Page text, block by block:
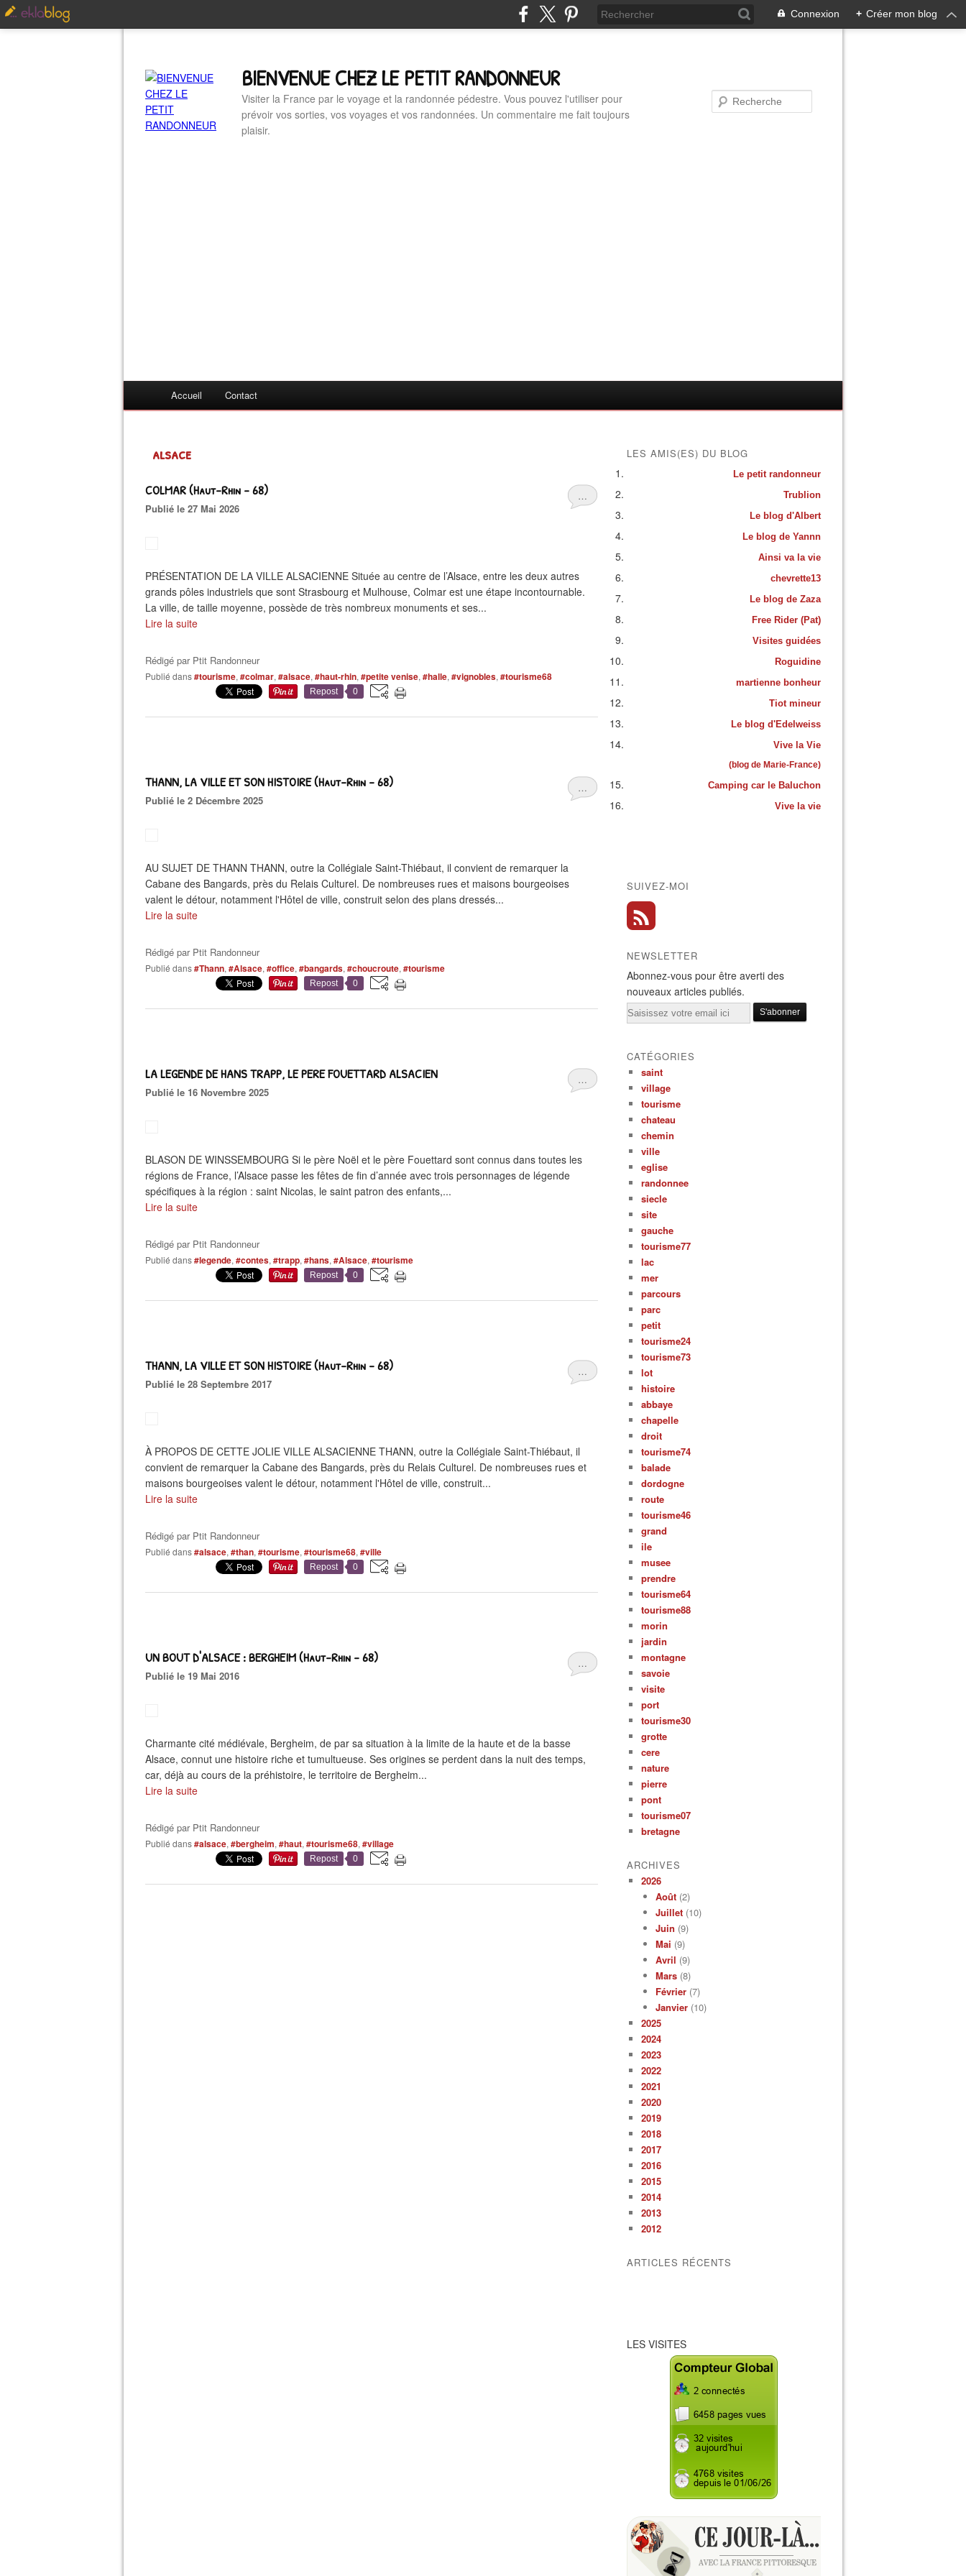
Connexion + Créer mon blog
BIENVENUE CHEZ LE PETIT RANDONNEUR
Visiter la France par le voyage et la randonnée pédestre. Vous pouvez l'utiliser pour
prévoir vos sorties, vos voyages et vos randonnées. Un commentaire me fait toujours
plaisir.
Accueil Contact
alsace
…
COLMAR (Haut-Rhin - 68)
Publié le 27 Mai 2026
PRÉSENTATION DE LA VILLE ALSACIENNE Située au centre de l’Alsace, entre les deux autres
grands pôles industriels que sont Strasbourg et Mulhouse, Colmar est une étape incontournable.
La ville, de taille moyenne, possède de très nombreux monuments et ses...
Lire la suite
Rédigé par Ptit Randonneur
Publié dans#tourisme, #colmar, #alsace, #haut-rhin, #petite venise, #halle, #vignobles, #tourisme68
Repost 0
…
THANN, LA VILLE ET SON HISTOIRE (Haut-Rhin - 68)
Publié le 2 Décembre 2025
AU SUJET DE THANN THANN, outre la Collégiale Saint-Thiébaut, il convient de remarquer la
Cabane des Bangards, près du Relais Culturel. De nombreuses rues et maisons bourgeoises
valent le détour, notamment l'Hôtel de ville, construit selon des plans dressés...
Lire la suite
Rédigé par Ptit Randonneur
Publié dans#Thann, #Alsace, #office, #bangards, #choucroute, #tourisme
Repost 0
…
LA LEGENDE DE HANS TRAPP, LE PERE FOUETTARD ALSACIEN
Publié le 16 Novembre 2025
BLASON DE WINSSEMBOURG Si le père Noël et le père Fouettard sont connus dans toutes les
régions de France, l’Alsace passe les fêtes de fin d’année avec trois personnages de légende
spécifiques à la région : saint Nicolas, le saint patron des enfants,...
Lire la suite
Rédigé par Ptit Randonneur
Publié dans#legende, #contes, #trapp, #hans, #Alsace, #tourisme
Repost 0
…
THANN, LA VILLE ET SON HISTOIRE (Haut-Rhin - 68)
Publié le 28 Septembre 2017
À PROPOS DE CETTE JOLIE VILLE ALSACIENNE THANN, outre la Collégiale Saint-Thiébaut, il
convient de remarquer la Cabane des Bangards, près du Relais Culturel. De nombreuses rues et
maisons bourgeoises valent le détour, notamment l'Hôtel de ville, construit...
Lire la suite
Rédigé par Ptit Randonneur
Publié dans#alsace, #than, #tourisme, #tourisme68, #ville
Repost 0
…
UN BOUT D'ALSACE : BERGHEIM (Haut-Rhin - 68)
Publié le 19 Mai 2016
Charmante cité médiévale, Bergheim, de par sa situation à la limite de la haute et de la basse
Alsace, connut une histoire riche et tumultueuse. Ses origines se perdent dans la nuit des temps,
car, déjà au cours de la préhistoire, le territoire de Bergheim...
Lire la suite
Rédigé par Ptit Randonneur
Publié dans#alsace, #bergheim, #haut, #tourisme68, #village
Repost 0
LES AMIS(ES) DU BLOG
Le petit randonneur
Trublion
Le blog d'Albert
Le blog de Yannn
Ainsi va la vie
chevrette13
Le blog de Zaza
Free Rider (Pat)
Visites guidées
Roguidine
martienne bonheur
Tiot mineur
Le blog d'Edelweiss
Vive la Vie
(blog de Marie-France)
Camping car le Baluchon
Vive la vie
SUIVEZ-MOI
NEWSLETTER
Abonnez-vous pour être averti des
nouveaux articles publiés.
Email
CATÉGORIES
saint
village
tourisme
chateau
chemin
ville
eglise
randonnee
siecle
site
gauche
tourisme77
lac
mer
parcours
parc
petit
tourisme24
tourisme73
lot
histoire
abbaye
chapelle
droit
tourisme74
balade
dordogne
route
tourisme46
grand
ile
musee
prendre
tourisme64
tourisme88
morin
jardin
montagne
savoie
visite
port
tourisme30
grotte
cere
nature
pierre
pont
tourisme07
bretagne
ARCHIVES
2026
Août (2)
Juillet (10)
Juin (9)
Mai (9)
Avril (9)
Mars (8)
Février (7)
Janvier (10)
2025
2024
2023
2022
2021
2020
2019
2018
2017
2016
2015
2014
2013
2012
ARTICLES RÉCENTS
LES VISITES